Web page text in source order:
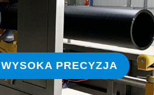
WYSOKA PRECYZJA